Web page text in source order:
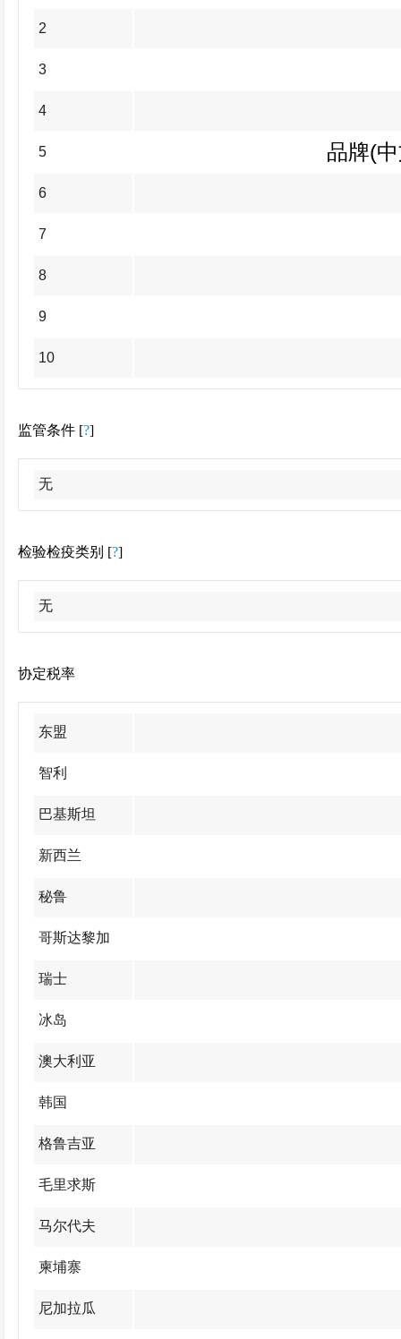
2
3
4
5 品牌(
6
7
8
9
10
监管条件 [?]
无
检验检疫类别 [?]
无
协定税率
东盟
智利
巴基斯坦
新西兰
秘鲁
哥斯达黎加
瑞士
冰岛
澳大利亚
韩国
格鲁吉亚
毛里求斯
马尔代夫
柬埔寨
尼加拉瓜